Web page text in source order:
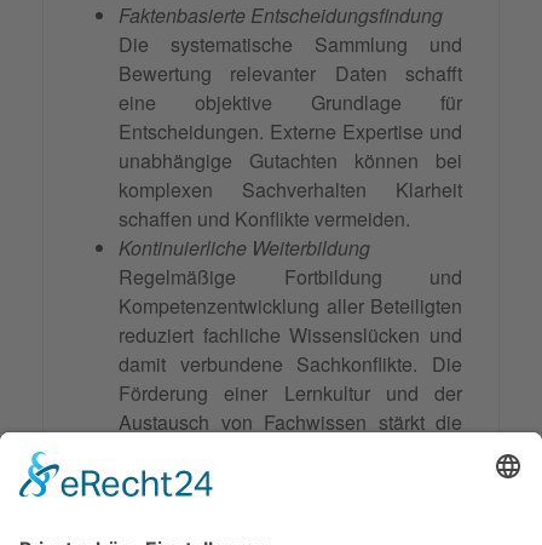
Faktenbasierte Entscheidungsfindung
Die systematische Sammlung und
Bewertung relevanter Daten schafft
eine objektive Grundlage für
Entscheidungen. Externe Expertise und
unabhängige Gutachten können bei
komplexen Sachverhalten Klarheit
schaffen und Konflikte vermeiden.
Kontinuierliche Weiterbildung
Regelmäßige Fortbildung und
Kompetenzentwicklung aller Beteiligten
reduziert fachliche Wissenslücken und
damit verbundene Sachkonflikte. Die
Förderung einer Lernkultur und der
Austausch von Fachwissen stärkt die